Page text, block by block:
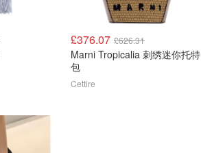
£376.07 £626.31
Marni Tropicalia 刺绣迷你托特
包
Cettire